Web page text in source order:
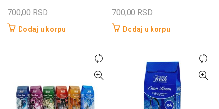
700,00 RSD
Dodaj u korpu
700,00 RSD
Dodaj u korpu